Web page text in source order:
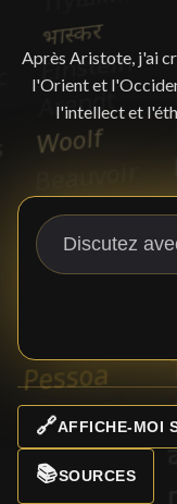
Après Aristote, j'ai
l'Orient et
l'intellect et
🔗AFFICHE-MOI
📚SOURCES